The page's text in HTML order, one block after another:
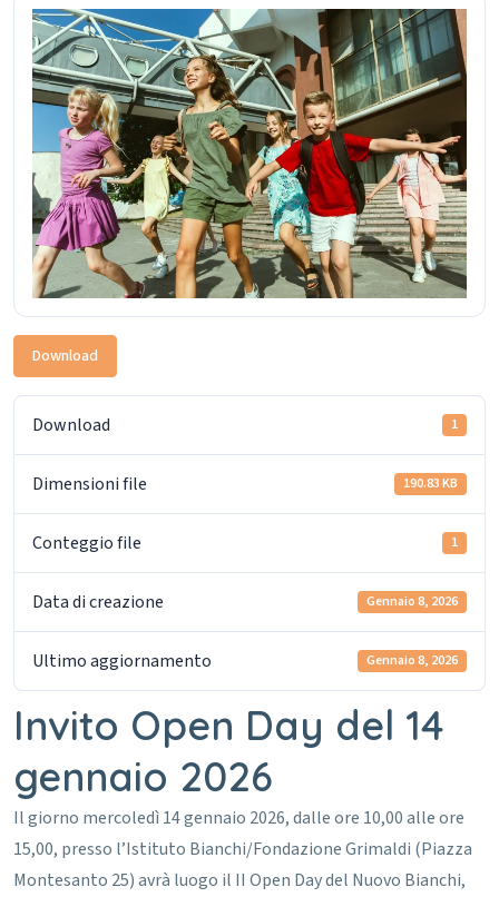
Download
Download 1
Dimensioni file 190.83 KB
Conteggio file 1
Data di creazione Gennaio 8, 2026
Ultimo aggiornamento Gennaio 8, 2026
Invito Open Day del 14
gennaio 2026
Il giorno mercoledì 14 gennaio 2026, dalle ore 10,00 alle ore
15,00, presso l’Istituto Bianchi/Fondazione Grimaldi (Piazza
Montesanto 25) avrà luogo il II Open Day del Nuovo Bianchi,